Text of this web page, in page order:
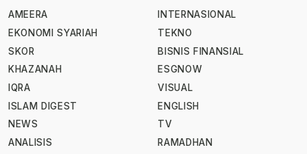
AMEERA
EKONOMI SYARIAH
SKOR
KHAZANAH
IQRA
ISLAM DIGEST
NEWS
ANALISIS
INTERNASIONAL
TEKNO
BISNIS FINANSIAL
ESGNOW
VISUAL
ENGLISH
TV
RAMADHAN